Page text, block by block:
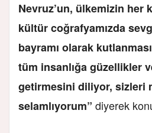
Nevruz’un, ülkemizin her
kültür coğrafyamızda
bayramı olarak
tüm insanlığa güzellikler
getirmesini diliyor, sizleri
selamlıyorum” diyerek